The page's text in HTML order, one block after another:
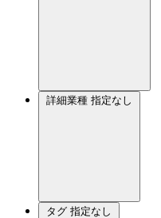
詳細業種 指定なし
タグ 指定なし